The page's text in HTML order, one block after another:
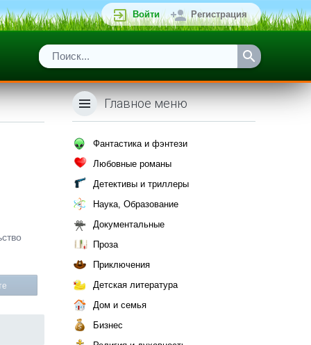
Войти Регистрация
Главное меню
Фантастика и фэнтези
Любовные романы
Детективы и триллеры
Наука, Образование
Документальные
Проза
Приключения
Детская литература
Дом и семья
Бизнес